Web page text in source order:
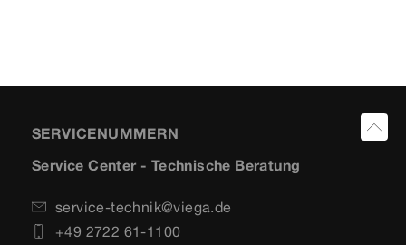
SERVICENUMMERN
Service Center - Technische Beratung
service-technik@viega.de
+49 2722 61-1100